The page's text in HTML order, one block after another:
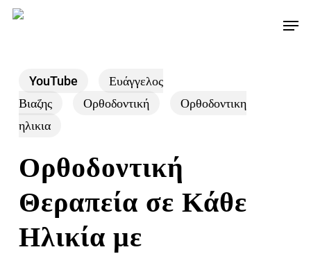
Skip
contentYouTube
Ευάγγελος
Βιαζης
Ορθοδοντική
Ορθοδοντικη
ηλικια
Ορθοδοντική
Θεραπεία σε Κάθε
Ηλικία με